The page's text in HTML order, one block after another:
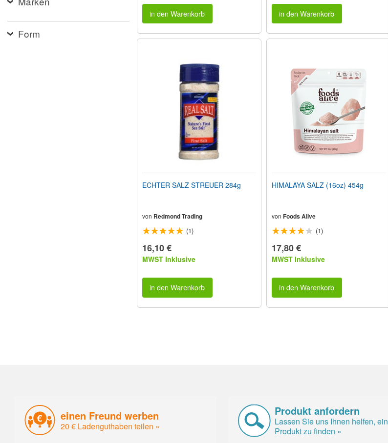
Form
in den Warenkorb in den Warenkorb
ECHTER SALZ STREUER 284g
von Redmond Trading
(1)
16,10 €
MWST Inklusive
in den Warenkorb
HIMALAYA SALZ (16oz) 454g
von Foods Alive
(1)
17,80 €
MWST Inklusive
in den Warenkorb
einen Freund werben
20 € Ladenguthaben teilen »
Produkt anfordern
Lassen Sie uns Ihnen helfen, ein
Produkt zu finden »